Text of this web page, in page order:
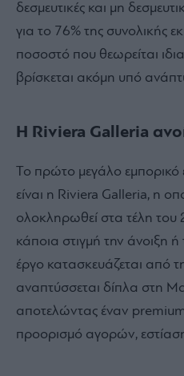
δεσμευτικές και μη
για το 76% της συνολικής
ποσοστό που θεωρείται
βρίσκεται ακόμη υπό
H Riviera Galleria
Το πρώτο μεγάλο
είναι η Riviera Galleria, η
ολοκληρωθεί στα τέλη του
κάποια στιγμή την άνοιξη
έργο κατασκευάζεται από
αναπτύσσεται δίπλα στη
αποτελώντας έναν
προορισμό αγορών,